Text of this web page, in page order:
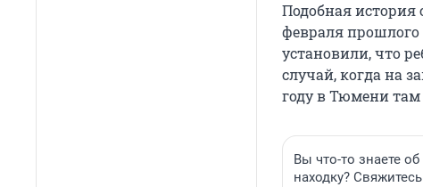
Подобная история
февраля прошлого
установили, что
случай, когда на
году в Тюмени
Вы что-то знаете
находку?